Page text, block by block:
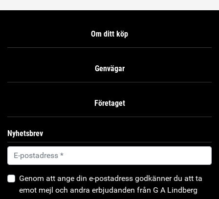
Om ditt köp
Genvägar
Företaget
Nyhetsbrev
Genom att ange din e-postadress godkänner du att ta
emot mejl och andra erbjudanden från G A Lindberg